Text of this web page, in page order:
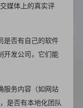
媒体上的真实评
是否有自己的软件
开发公司，它们能
服务内容（如网站
是否有本地化团队